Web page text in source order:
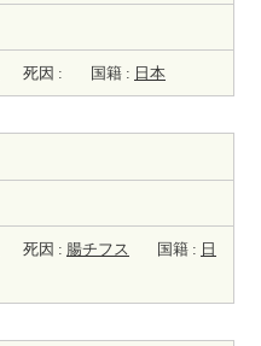
死因 : 国籍 : 日本
死因 : 腸チフス 国籍 : 日